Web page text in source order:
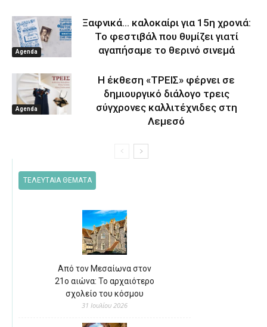
Agenda
Ξαφνικά… καλοκαίρι για 15η χρονιά:
Το φεστιβάλ που θυμίζει γιατί
αγαπήσαμε το θερινό σινεμά
Agenda
Η έκθεση «ΤΡΕΙΣ» φέρνει σε
δημιουργικό διάλογο τρεις
σύγχρονες καλλιτέχνιδες στη
Λεμεσό
ΤΕΛΕΥΤΑΙΑ ΘΕΜΑΤΑ
Από τον Μεσαίωνα στον
21ο αιώνα: Το αρχαιότερο
σχολείο του κόσμου
31 Ιουλίου 2026